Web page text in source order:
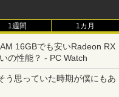
1週間 1カ月
16GBでも安いRadeon RX
の性能？ - PC Watch
思っていた時期が僕にもあ